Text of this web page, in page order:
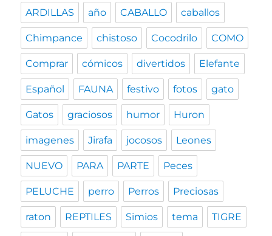
ARDILLAS año CABALLO caballos
Chimpance chistoso Cocodrilo COMO
Comprar cómicos divertidos Elefante
Español FAUNA festivo fotos gato
Gatos graciosos humor Huron
imagenes Jirafa jocosos Leones
NUEVO PARA PARTE Peces
PELUCHE perro Perros Preciosas
raton REPTILES Simios tema TIGRE